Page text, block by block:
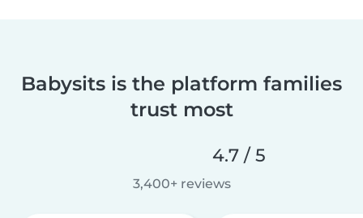
Babysits is the platform families
trust most
4.7 / 5
3,400+ reviews